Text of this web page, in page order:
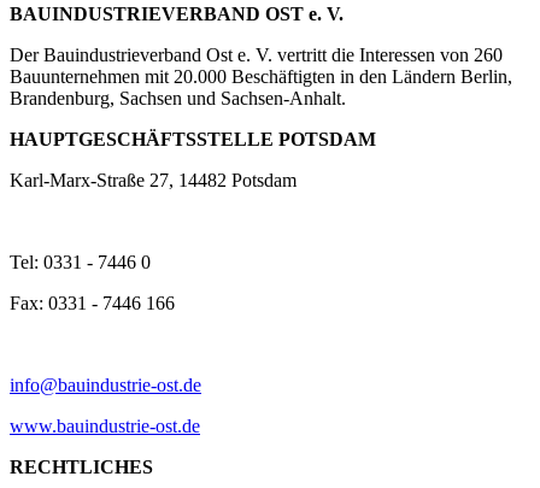
BAUINDUSTRIEVERBAND OST e. V.
Der Bauindustrieverband Ost e. V. vertritt die Interessen von 260
Bauunternehmen mit 20.000 Beschäftigten in den Ländern Berlin,
Brandenburg, Sachsen und Sachsen-Anhalt.
HAUPTGESCHÄFTSSTELLE POTSDAM
Karl-Marx-Straße 27, 14482 Potsdam
Tel: 0331 - 7446 0
Fax: 0331 - 7446 166
info@bauindustrie-ost.de
www.bauindustrie-ost.de
RECHTLICHES